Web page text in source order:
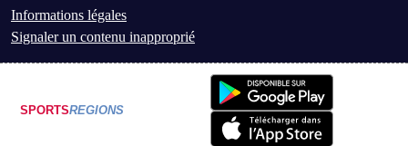
Informations légales
Signaler un contenu inapproprié
SPORTSREGIONS